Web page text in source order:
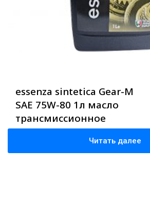
essenza sintetica Gear-M
SAE 75W-80 1л масло
трансмиссионное
Читать далее